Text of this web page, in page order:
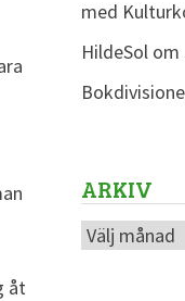
åt
med
HildeSolom
ARKIV
Arkiv